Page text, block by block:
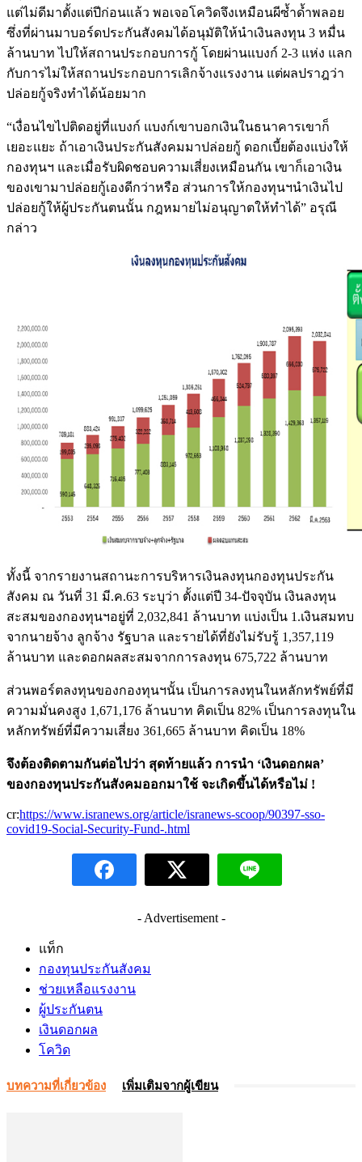
แต่ไม่ดีมาตั้งแต่ปีก่อนแล้ว พอเจอโควิดจึงเหมือนผีซ้ำด้ำพลอย
ซึ่งที่ผ่านมาบอร์ดประกันสังคมได้อนุมัติให้นำเงินลงทุน 3 หมื่น
ล้านบาท ไปให้สถานประกอบการกู้ โดยผ่านแบงก์ 2-3 แห่ง แลก
กับการไม่ให้สถานประกอบการเลิกจ้างแรงงาน แต่ผลปราฎว่า
ปล่อยกู้จริงทำได้น้อยมาก
“เงื่อนไขไปติดอยู่ที่แบงก์ แบงก์เขาบอกเงินในธนาคารเขาก็
เยอะแยะ ถ้าเอาเงินประกันสังคมมาปล่อยกู้ ดอกเบี้ยต้องแบ่งให้
กองทุนฯ และเมื่อรับผิดชอบความเสี่ยงเหมือนกัน เขาก็เอาเงิน
ของเขามาปล่อยกู้เองดีกว่าหรือ ส่วนการให้กองทุนฯนำเงินไป
ปล่อยกู้ให้ผู้ประกันตนนั้น กฎหมายไม่อนุญาตให้ทำได้” อรุณี
กล่าว
ทั้งนี้ จากรายงานสถานะการบริหารเงินลงทุนกองทุนประกัน
สังคม ณ วันที่ 31 มี.ค.63 ระบุว่า ตั้งแต่ปี 34-ปัจจุบัน เงินลงทุน
สะสมของกองทุนฯอยู่ที่ 2,032,841 ล้านบาท แบ่งเป็น 1.เงินสมทบ
จากนายจ้าง ลูกจ้าง รัฐบาล และรายได้ที่ยังไม่รับรู้ 1,357,119
ล้านบาท และดอกผลสะสมจากการลงทุน 675,722 ล้านบาท
ส่วนพอร์ตลงทุนของกองทุนฯนั้น เป็นการลงทุนในหลักทรัพย์ที่มี
ความมั่นคงสูง 1,671,176 ล้านบาท คิดเป็น 82% เป็นการลงทุนใน
หลักทรัพย์ที่มีความเสี่ยง 361,665 ล้านบาท คิดเป็น 18%
จึงต้องติดตามกันต่อไปว่า สุดท้ายแล้ว การนำ ‘เงินดอกผล’
ของกองทุนประกันสังคมออกมาใช้ จะเกิดขึ้นได้หรือไม่ !
cr:https://www.isranews.org/article/isranews-scoop/90397-sso-
covid19-Social-Security-Fund-.html
- Advertisement -
แท็ก
กองทุนประกันสังคม
ช่วยเหลือแรงงาน
ผู้ประกันตน
เงินดอกผล
โควิด
บทความที่เกี่ยวข้อง เพิ่มเติมจากผู้เขียน